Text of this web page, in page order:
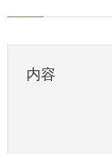
内容